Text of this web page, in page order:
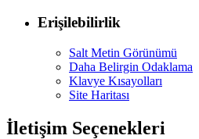
Erişilebilirlik
Salt Metin Görünümü
Daha Belirgin Odaklama
Klavye Kısayolları
Site Haritası
İletişim Seçenekleri